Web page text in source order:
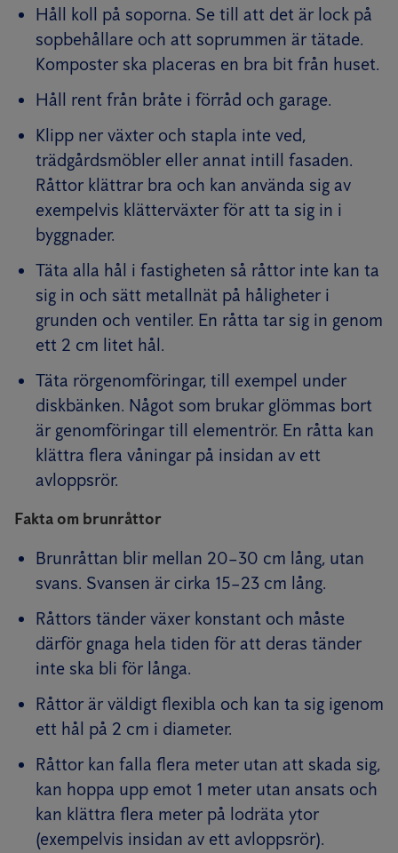
Håll koll på soporna. Se till att det är lock på
sopbehållare och att soprummen är tätade.
Komposter ska placeras en bra bit från huset.
Håll rent från bråte i förråd och garage.
Klipp ner växter och stapla inte ved,
trädgårdsmöbler eller annat intill fasaden.
Råttor klättrar bra och kan använda sig av
exempelvis klätterväxter för att ta sig in i
byggnader.
Täta alla hål i fastigheten så råttor inte kan ta
sig in och sätt metallnät på håligheter i
grunden och ventiler. En råtta tar sig in genom
ett 2 cm litet hål.
Täta rörgenomföringar, till exempel under
diskbänken. Något som brukar glömmas bort
är genomföringar till elementrör. En råtta kan
klättra flera våningar på insidan av ett
avloppsrör.
Fakta om brunråttor
Brunråttan blir mellan 20–30 cm lång, utan
svans. Svansen är cirka 15–23 cm lång.
Råttors tänder växer konstant och måste
därför gnaga hela tiden för att deras tänder
inte ska bli för långa.
Råttor är väldigt flexibla och kan ta sig igenom
ett hål på 2 cm i diameter.
Råttor kan falla flera meter utan att skada sig,
kan hoppa upp emot 1 meter utan ansats och
kan klättra flera meter på lodräta ytor
(exempelvis insidan av ett avloppsrör).